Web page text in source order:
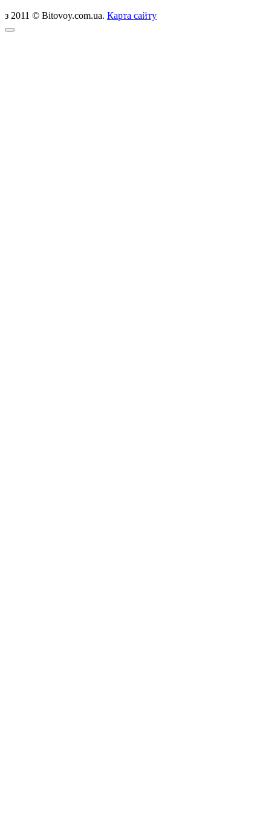
з 2011 © Bitovoy.com.ua. Карта сайту